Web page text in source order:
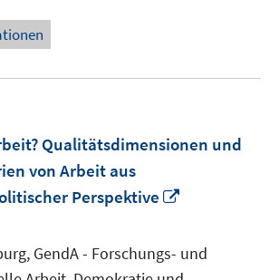
Qualitätsdimensionen und
von Arbeit aus
Perspektive
öffnen
GendA - Forschungs- und